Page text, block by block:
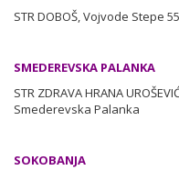
STR DOBOŠ, Vojvode Stepe
SMEDEREVSKA PALANKA
STR ZDRAVA HRANA
Smederevska Palanka
SOKOBANJA